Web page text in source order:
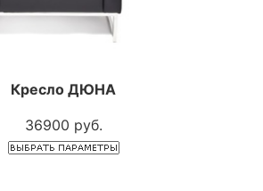
Кресло ДЮНА
36900 руб.